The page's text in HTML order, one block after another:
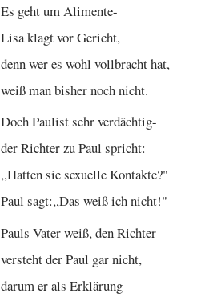
Es geht um Alimente-
Lisa klagt vor Gericht,
denn wer es wohl vollbracht hat,
weiß man bisher noch nicht.
Doch Paulist sehr verdächtig-
der Richter zu Paul spricht:
,,Hatten sie sexuelle Kontakte?"
Paul sagt:,,Das weiß ich nicht!"
Pauls Vater weiß, den Richter
versteht der Paul gar nicht,
darum er als Erklärung